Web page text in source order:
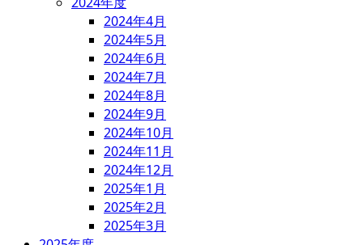
2024年4月
2024年5月
2024年6月
2024年7月
2024年8月
2024年9月
2024年10月
2024年11月
2024年12月
2025年1月
2025年2月
2025年3月